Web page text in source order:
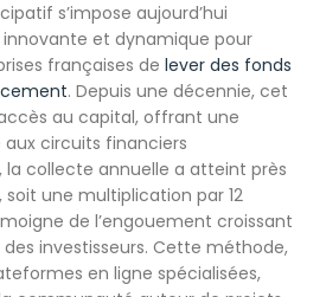
s’impose aujourd’hui
et dynamique pour
françaises de lever des fonds
. Depuis une décennie, cet
au capital, offrant une
circuits financiers
la collecte annuelle a atteint près
soit une multiplication par 12
de l’engouement croissant
investisseurs. Cette méthode,
en ligne spécialisées,